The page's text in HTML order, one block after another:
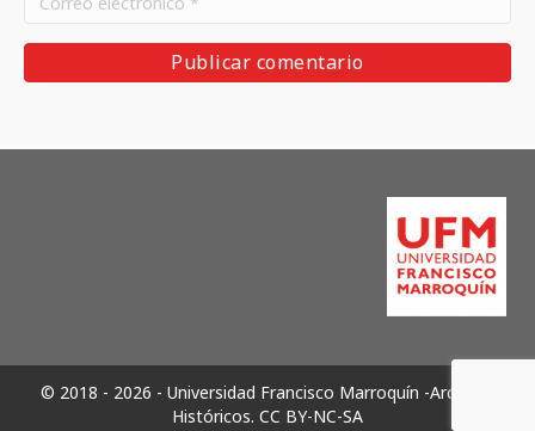
© 2018 - 2026 - Universidad Francisco Marroquín -Archivos
Históricos. CC BY-NC-SA